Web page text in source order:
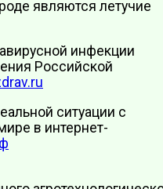
являются летучие
инфекции
Российской
ситуации с
в интернет-